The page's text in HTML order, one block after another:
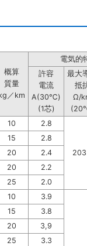
概算
質量
／km
電気的
許容
電流
A(30℃)
(1芯)
最大
抵
Ω/
10 2.8
15
2.8
20
2.4
20
2.2
25
2.0
10
3.9
15
3.8
20
3,9
25 3.3